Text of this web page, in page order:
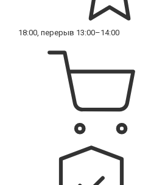
18:00, перерыв 13:00–14:00